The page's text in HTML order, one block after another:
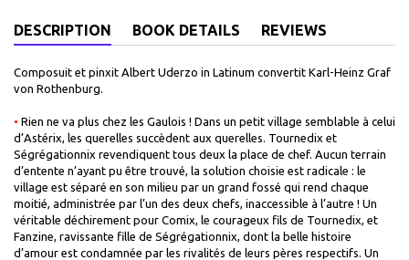
DESCRIPTION BOOK DETAILS REVIEWS
Composuit et pinxit Albert Uderzo in Latinum convertit Karl-Heinz Graf
von Rothenburg.
• Rien ne va plus chez les Gaulois ! Dans un petit village semblable à celui
d’Astérix, les querelles succèdent aux querelles. Tournedix et
Ségrégationnix revendiquent tous deux la place de chef. Aucun terrain
d’entente n’ayant pu être trouvé, la solution choisie est radicale : le
village est séparé en son milieu par un grand fossé qui rend chaque
moitié, administrée par l’un des deux chefs, inaccessible à l’autre ! Un
véritable déchirement pour Comix, le courageux fils de Tournedix, et
Fanzine, ravissante fille de Ségrégationnix, dont la belle histoire
d’amour est condamnée par les rivalités de leurs pères respectifs. Un